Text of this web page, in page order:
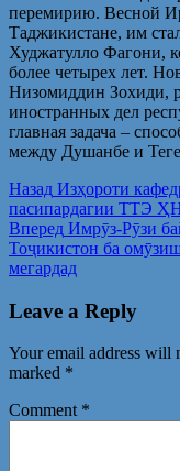
перемирию. Весной
Таджикистане, им
Худжатулло Фагони,
более четырех лет.
Низомиддин Зохиди,
иностранных дел
главная задача –
между Душанбе и
Post
navigation
Назад Предыдущая
запись:
Изҳороти
пасипардагии ТТЭ
Вперед Следующая
запись:
Имрӯз-Рӯзи
Тоҷикистон ба
мегардад
Leave a Reply
Your email address will
marked *
Comment *